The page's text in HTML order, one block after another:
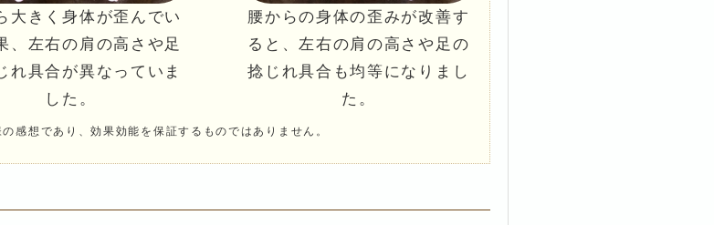
大きく身体が歪んでい
、左右の肩の高さや足
れ具合が異なっていま
した。
腰からの身体の歪みが改善す
ると、左右の肩の高さや足の
捻じれ具合も均等になりまし
た。
感想であり、効果効能を保証するものではありません。